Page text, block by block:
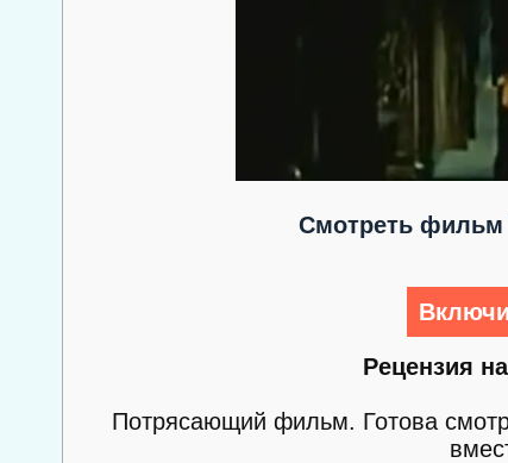
Смотреть фильм
Рецензия
Потрясающий фильм. Готова